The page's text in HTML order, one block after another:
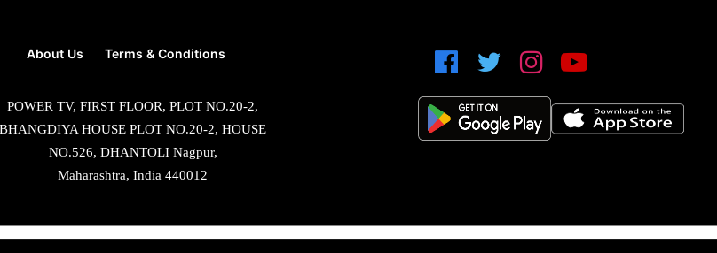
About Us Terms & Conditions
POWER TV, FIRST FLOOR, PLOT NO.20-2,
BHANGDIYA HOUSE PLOT NO.20-2, HOUSE
NO.526, DHANTOLI Nagpur,
Maharashtra, India 440012